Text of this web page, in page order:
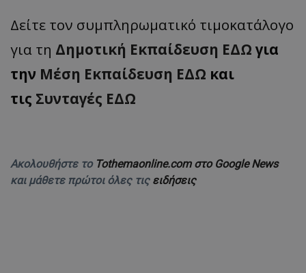
Δείτε τον συμπληρωματικό τιμοκατάλογο
για τη Δημοτική Εκπαίδευση ΕΔΩ για
την Μέση Εκπαίδευση ΕΔΩ και
τις Συνταγές ΕΔΩ
Ακολουθήστε το Tothemaonline.com στο Google News
και μάθετε πρώτοι όλες τις ειδήσεις